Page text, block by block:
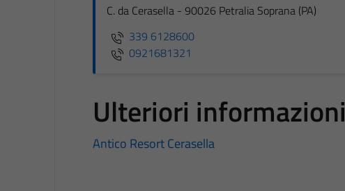
C. da Cerasella - 90026 Petralia Soprana (PA)
339 6128600
0921681321
Ulteriori informazioni
Antico Resort Cerasella